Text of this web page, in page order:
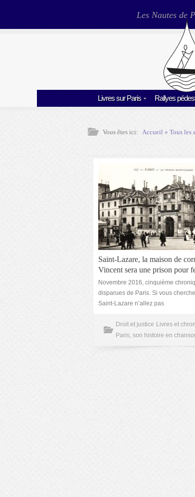
Les Nautes de
Livres sur Paris Rallyes
Vous êtes ici: Accueil» Tous les
Saint-Lazare, la maison de
Vincent sera une prison pour
Novembre 2016, cinquième
disparues de Paris. Si vous
Saint-Lazare n’allez pas
Droit et justice Livres et
Paris, son histoire en